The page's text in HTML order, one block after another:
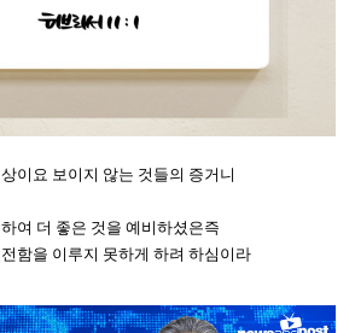
이요 보이지 않는 것들의 증거니
여 더 좋은 것을 예비하셨은즉
함을 이루지 못하게 하려 하심이라